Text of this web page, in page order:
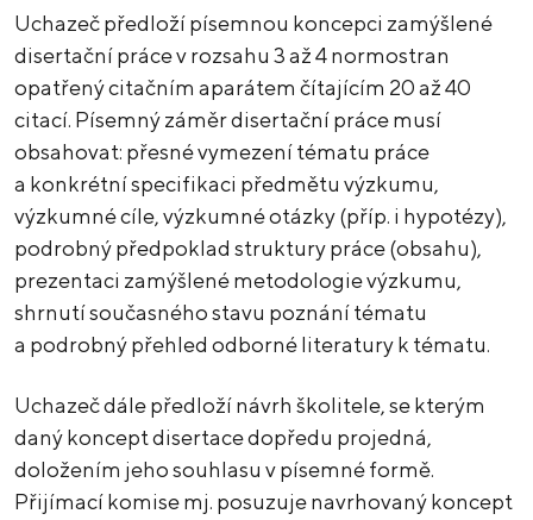
Uchazeč předloží písemnou koncepci zamýšlené
disertační práce v rozsahu 3 až 4 normostran
opatřený citačním aparátem čítajícím 20 až 40
citací. Písemný záměr disertační práce musí
obsahovat: přesné vymezení tématu práce
a konkrétní specifikaci předmětu výzkumu,
výzkumné cíle, výzkumné otázky (příp. i hypotézy),
podrobný předpoklad struktury práce (obsahu),
prezentaci zamýšlené metodologie výzkumu,
shrnutí současného stavu poznání tématu
a podrobný přehled odborné literatury k tématu.
Uchazeč dále předloží návrh školitele, se kterým
daný koncept disertace dopředu projedná,
doložením jeho souhlasu v písemné formě.
Přijímací komise mj. posuzuje navrhovaný koncept